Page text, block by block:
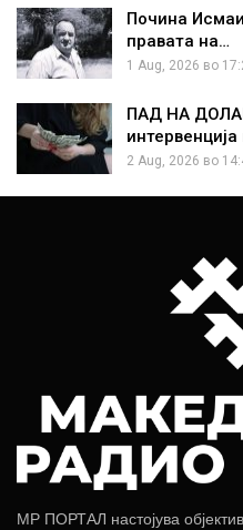
Почина
правата на…
1 Aug, 2026 во
ПАД НА
2 Aug, 2026 во
МР ПОРТАЛ настојува